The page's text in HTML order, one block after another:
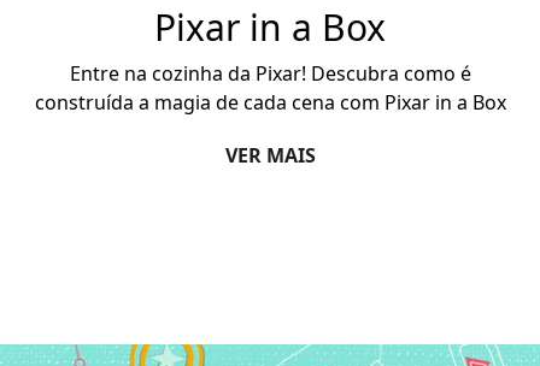
Pixar in a Box
Entre na cozinha da Pixar! Descubra como é
construída a magia de cada cena com Pixar in a Box
VER MAIS